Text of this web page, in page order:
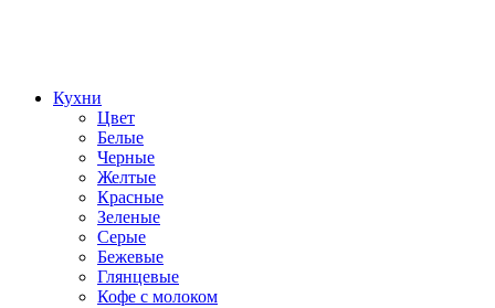
Кухни
Цвет
Белые
Черные
Желтые
Красные
Зеленые
Серые
Бежевые
Глянцевые
Кофе с молоком